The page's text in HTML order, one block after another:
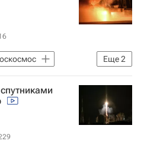
университет
Еще2